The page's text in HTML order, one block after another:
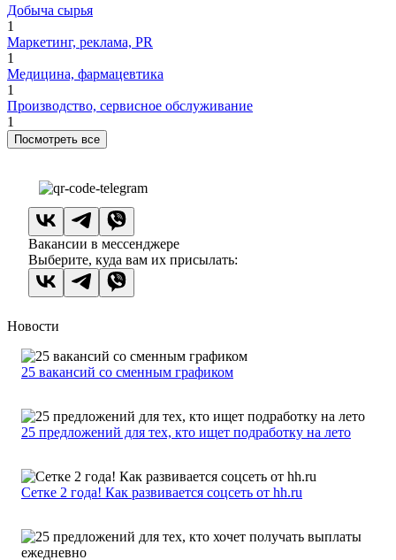
Добыча сырья
1
Маркетинг, реклама, PR
1
Медицина, фармацевтика
1
Производство, сервисное обслуживание
1
Посмотреть все
Вакансии в мессенджере
Выберите, куда вам их присылать:
Новости
25 вакансий со сменным графиком
25 предложений для тех, кто ищет подработку на лето
Сетке 2 года! Как развивается соцсеть от hh.ru